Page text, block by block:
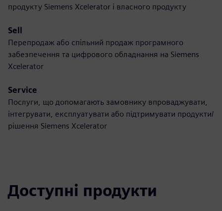
продукту Siemens Xcelerator і власного продукту
Sell
Перепродаж або спільний продаж програмного
забезпечення та цифрового обладнання на Siemens
Xcelerator
Service
Послуги, що допомагають замовнику впроваджувати,
інтегрувати, експлуатувати або підтримувати продукти/
рішення Siemens Xcelerator
Доступні продукти